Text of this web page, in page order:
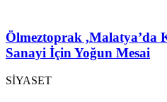
Ölmeztoprak ,Malatya’da
Sanayi İçin Yoğun Mesai
SİYASET